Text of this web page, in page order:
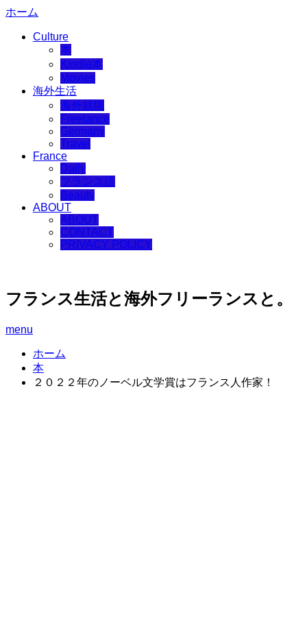
ホーム
Culture
本
Kindle本
Movies
海外生活
海外就職
Freelance
Germany
Travel
France
Daily
フランス語
Beauty
ABOUT
ABOUT
CONTACT
PRIVACY POLICY
フランス生活と海外フリーランスと。
menu
ホーム
本
２０２２年のノーベル文学賞はフランス人作家！